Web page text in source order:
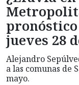
jueves 28
Alejandro
a las comunas de
mayo.